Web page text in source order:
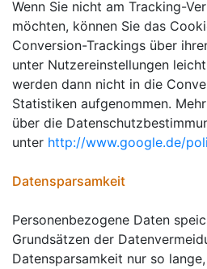
Wenn Sie nicht am Tracking-
möchten, können Sie das
Conversion-Trackings über
unter Nutzereinstellungen
werden dann nicht in die
Statistiken aufgenommen.
über die
unter http://www.google.de/
Datensparsamkeit
Personenbezogene Daten
Grundsätzen der
Datensparsamkeit nur so